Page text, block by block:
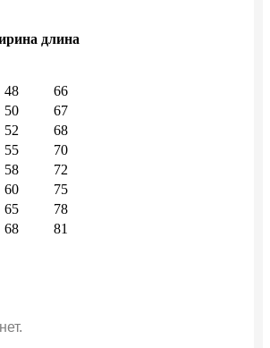
длина
48
66
50
67
52
68
55
70
58
72
60
75
65
78
68 81